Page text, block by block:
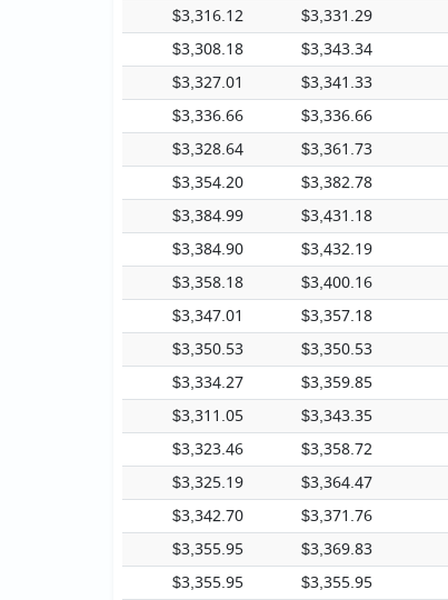
$3,331.29
$3,316.12
$3,343.34
$3,308.18
$3,341.33
$3,327.01
$3,336.66
$3,336.66
$3,361.73
$3,328.64
$3,382.78
$3,354.20
$3,431.18
$3,384.99
$3,432.19
$3,384.90
$3,400.16
$3,358.18
$3,357.18
$3,347.01
$3,350.53
$3,350.53
$3,359.85
$3,334.27
$3,343.35
$3,311.05
$3,358.72
$3,323.46
$3,364.47
$3,325.19
$3,371.76
$3,342.70
$3,369.83
$3,355.95
$3,355.95
$3,355.95